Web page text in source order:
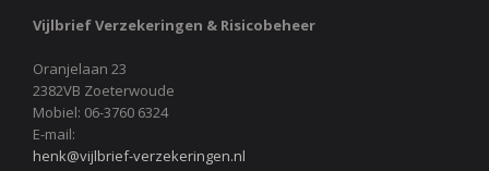
Vijlbrief Verzekeringen & Risicobeheer
Oranjelaan 23
2382VB Zoeterwoude
Mobiel: 06-3760 6324
E-mail:
henk@vijlbrief-verzekeringen.nl